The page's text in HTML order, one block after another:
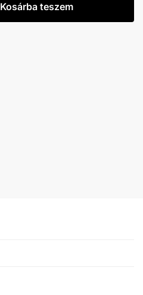
Kosárba teszem